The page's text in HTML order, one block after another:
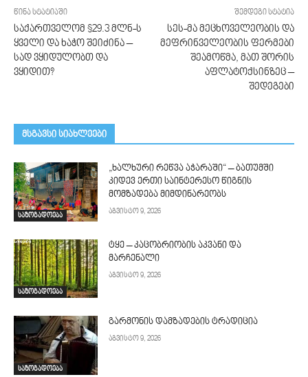
წინა სტატიაში
საქართველომ $29.3 მლნ-ს
ყველი და ხაჭო შეიძინა –
სად ვყიდულობთ და
ვყიდით?
შემდეგი სტატია
სეს-მა მეცხოველეობის და
მეფრინველეობის ფერმები
შეამოწმა, მათ შორის
აფლატოქსინზეც –
შედეგები
მსგავსი სიახლეები
საზოგადოება
„ხალხური რეწვა აჭარაში“ – ბათუმში
კიდევ ერთი საინტერესო წიგნის
მომზადება მიმდინარეობს
აგვისტო 9, 2026
საზოგადოება
ტყე – კაცობრიობის აკვანი და
მარჩენალი
აგვისტო 9, 2026
საზოგადოება
გარმონის დამზადების ტრადიცია
აგვისტო 9, 2026